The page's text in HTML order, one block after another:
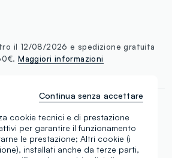
il 12/08/2026 e spedizione gratuita
Maggiori informazioni
per uno sguardo che cattura
cookie tecnici e di prestazione
per garantire il funzionamento
le prestazione; Altri cookie (i
installati anche da terze parti,
Continua senza accettare